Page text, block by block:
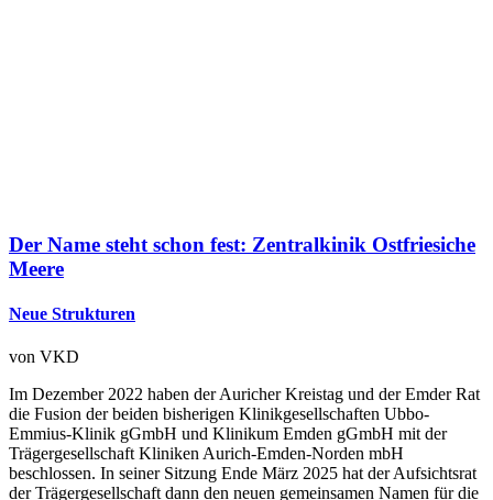
Der Name steht schon fest: Zentralkinik Ostfriesiche
Meere
Neue Strukturen
von VKD
Im Dezember 2022 haben der Auricher Kreistag und der Emder Rat
die Fusion der beiden bisherigen Klinikgesellschaften Ubbo-
Emmius-Klinik gGmbH und Klinikum Emden gGmbH mit der
Trägergesellschaft Kliniken Aurich-Emden-Norden mbH
beschlossen. In seiner Sitzung Ende März 2025 hat der Aufsichtsrat
der Trägergesellschaft dann den neuen gemeinsamen Namen für die